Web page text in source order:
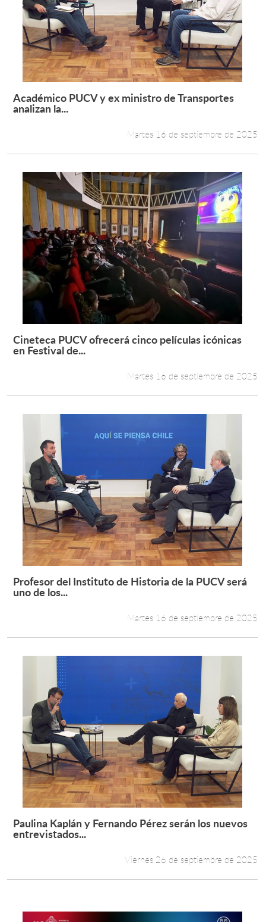
Leer más +
Académico PUCV y ex ministro de Transportes
analizan la...
Martes 16 de septiembre de 2025
Leer más +
Cineteca PUCV ofrecerá cinco películas icónicas
en Festival de...
Martes 16 de septiembre de 2025
Leer más +
Profesor del Instituto de Historia de la PUCV será
uno de los...
Martes 16 de septiembre de 2025
Leer más +
Paulina Kaplán y Fernando Pérez serán los nuevos
entrevistados...
Viernes 26 de septiembre de 2025